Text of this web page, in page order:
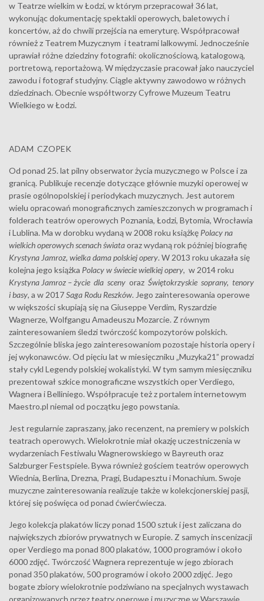
w Teatrze wielkim w Łodzi, w którym przepracował 36 lat,
wykonując dokumentację spektakli operowych, baletowych i
koncertów, aż do chwili przejścia na emeryturę. Współpracował
również z Teatrem Muzycznym i teatrami lalkowymi. Jednocześnie
uprawiał różne dziedziny fotografii: okolicznościową, katalogową,
portretową, reportażową. W międzyczasie pracował jako nauczyciel
zawodu i fotograf studyjny. Ciągle aktywny zawodowo w różnych
dziedzinach. Obecnie współtworzy Cyfrowe Muzeum Teatru
Wielkiego w Łodzi.
ADAM CZOPEK
Od ponad 25. lat pilny obserwator życia muzycznego w Polsce i za
granicą. Publikuje recenzje dotyczące głównie muzyki operowej w
prasie ogólnopolskiej i periodykach muzycznych. Jest autorem
wielu opracowań monograficznych zamieszczonych w programach i
folderach teatrów operowych Poznania, Łodzi, Bytomia, Wrocławia
i Lublina. Ma w dorobku wydaną w 2008 roku książkę Polacy na
wielkich operowych scenach świataoraz wydaną rok później biografię
Krystyna Jamroz, wielka dama polskiej opery. W 2013 roku ukazała się
kolejna jego książka Polacy w świecie wielkiej opery, w 2014 roku
Krystyna Jamroz – życie dla sceny oraz Świętokrzyskie soprany, tenory
i basy, a w 2017Saga Rodu Reszków. Jego zainteresowania operowe
w większości skupiają się na Giuseppe Verdim, Ryszardzie
Wagnerze, Wolfgangu Amadeuszu Mozarcie. Z równym
zainteresowaniem śledzi twórczość kompozytorów polskich.
Szczególnie bliska jego zainteresowaniom pozostaje historia opery i
jej wykonawców. Od pięciu lat w miesięczniku „Muzyka21” prowadzi
stały cykl Legendy polskiej wokalistyki. W tym samym miesięczniku
prezentował szkice monograficzne wszystkich oper Verdiego,
Wagnera i Belliniego. Współpracuje też z portalem internetowym
Maestro.pl niemal od początku jego powstania.
Jest regularnie zapraszany, jako recenzent, na premiery w polskich
teatrach operowych. Wielokrotnie miał okazję uczestniczenia w
wydarzeniach Festiwalu Wagnerowskiego w Bayreuth oraz
Salzburger Festspiele. Bywa również gościem teatrów operowych
Wiednia, Berlina, Drezna, Pragi, Budapesztu i Monachium. Swoje
muzyczne zainteresowania realizuje także w kolekcjonerskiej pasji,
której się poświęca od ponad ćwierćwiecza.
Jego kolekcja plakatów liczy ponad 1500 sztuk i jest zaliczana do
największych zbiorów prywatnych w Europie. Z samych inscenizacji
oper Verdiego ma ponad 800 plakatów, 1000 programów i około
6000 zdjęć. Twórczość Wagnera reprezentuje w jego zbiorach
ponad 350 plakatów, 500 programów i około 2000 zdjęć. Jego
bogate zbiory wielokrotnie podziwiano na specjalnych wystawach